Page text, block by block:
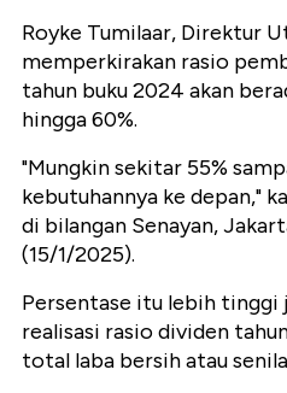
Royke Tumilaar, Direktur
memperkirakan rasio
tahun buku 2024 akan
hingga 60%.
"Mungkin sekitar 55%
kebutuhannya ke depan,"
di bilangan Senayan,
(15/1/2025).
Persentase itu lebih tinggi
realisasi rasio dividen
total laba bersih atau